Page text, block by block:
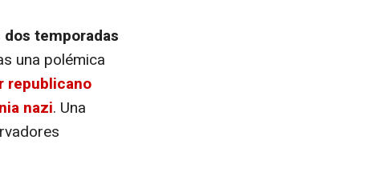
dos temporadas
una polémica
republicano
nazi. Una